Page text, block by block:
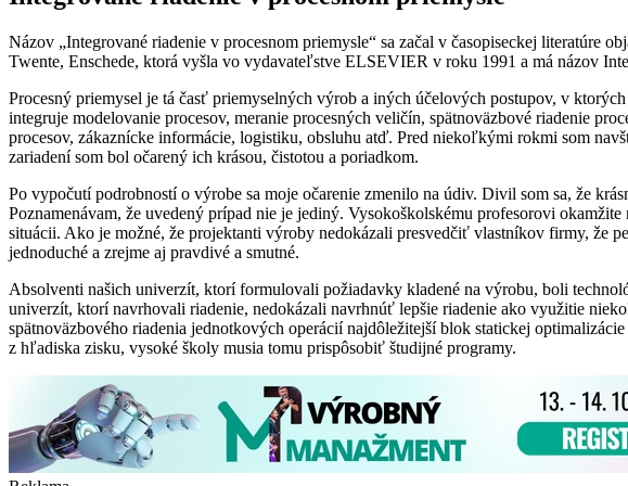
Názov „Integrované riadenie v procesnom priemysle“ sa začal v časopiseckej
Twente, Enschede, ktorá vyšla vo vydavateľstve ELSEVIER v roku 1991 a má názov
Procesný priemysel je tá časť priemyselných výrob a iných účelových postupov, v
integruje modelovanie procesov, meranie procesných veličín, spätnoväzbové riadenie
procesov, zákaznícke informácie, logistiku, obsluhu atď. Pred niekoľkými rokmi som
zariadení som bol očarený ich krásou, čistotou a poriadkom.
Po vypočutí podrobností o výrobe sa moje očarenie zmenilo na údiv. Divil som sa, že
Poznamenávam, že uvedený prípad nie je jediný. Vysokoškolskému profesorovi
situácii. Ako je možné, že projektanti výroby nedokázali presvedčiť vlastníkov firmy, že
jednoduché a zrejme aj pravdivé a smutné.
Absolventi našich univerzít, ktorí formulovali požiadavky kladené na výrobu, boli
univerzít, ktorí navrhovali riadenie, nedokázali navrhnúť lepšie riadenie ako využitie
spätnoväzbového riadenia jednotkových operácií najdôležitejší blok statickej
z hľadiska zisku, vysoké školy musia tomu prispôsobiť študijné programy.